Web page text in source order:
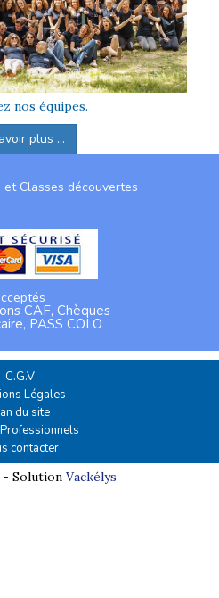
nos équipes.
plus ...
Classes découvertes
CAF, Chèques
PASS COLO
C.G.V
Légales
du site
contacter
Solution Vackélys